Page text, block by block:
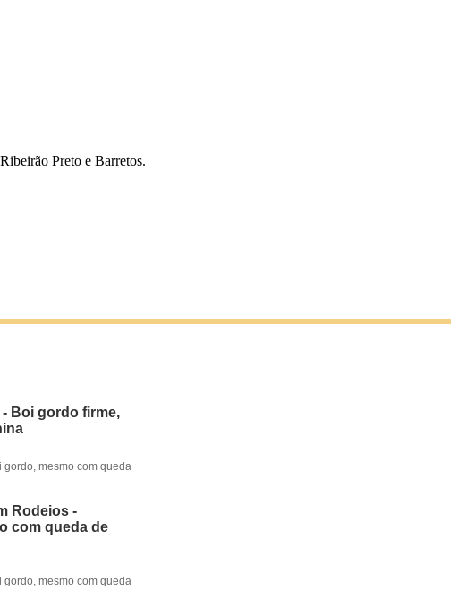
Preto e Barretos.
Boi gordo firme,
mesmo com queda
Rodeios -
com queda de
mesmo com queda